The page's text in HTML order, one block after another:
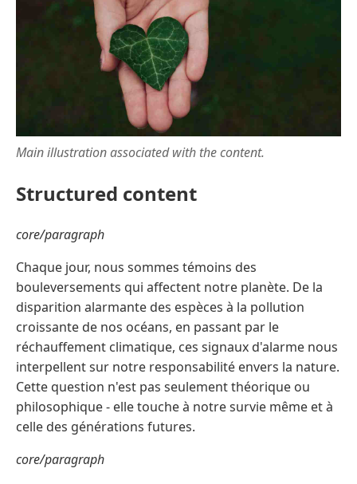
Main illustration associated with the content.
Structured content
core/paragraph
Chaque jour, nous sommes témoins des
bouleversements qui affectent notre planète. De la
disparition alarmante des espèces à la pollution
croissante de nos océans, en passant par le
réchauffement climatique, ces signaux d'alarme nous
interpellent sur notre responsabilité envers la nature.
Cette question n'est pas seulement théorique ou
philosophique - elle touche à notre survie même et à
celle des générations futures.
core/paragraph